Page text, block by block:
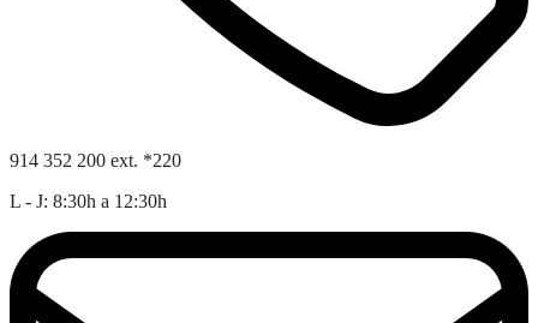
914 352 200 ext. *220
L - J: 8:30h a 12:30h